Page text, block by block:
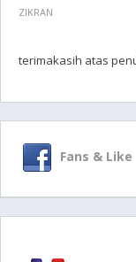
ZIKRAN
terimakasih atas
Fans & Like